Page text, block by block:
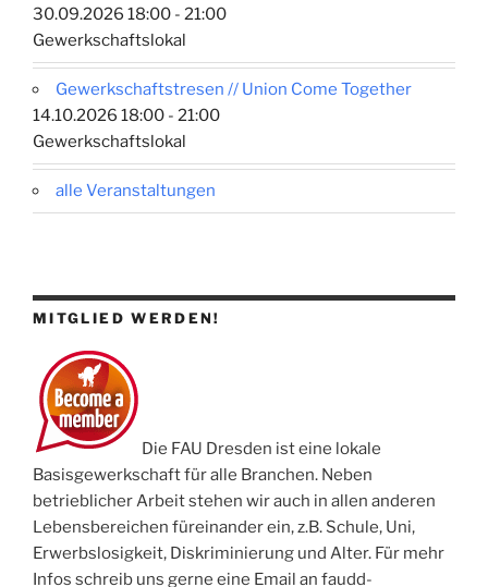
30.09.2026 18:00 - 21:00
Gewerkschaftslokal
Gewerkschaftstresen // Union Come Together
14.10.2026 18:00 - 21:00
Gewerkschaftslokal
alle Veranstaltungen
MITGLIED WERDEN!
Die FAU Dresden ist eine lokale
Basisgewerkschaft für alle Branchen. Neben
betrieblicher Arbeit stehen wir auch in allen anderen
Lebensbereichen füreinander ein, z.B. Schule, Uni,
Erwerbslosigkeit, Diskriminierung und Alter. Für mehr
Infos schreib uns gerne eine Email an faudd-